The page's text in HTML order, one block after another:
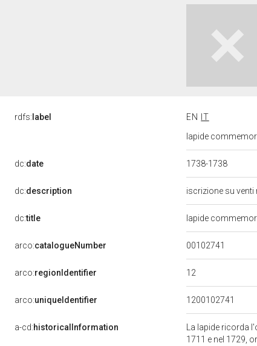
rdfs: label EN
IT
lapide
dc:date 1738-1738
dc:description iscrizione su venti
dc:title lapide
arco:catalogueNumber 00102741
arco:regionIdentifier 12
arco:uniqueIdentifier 1200102741
a-cd:historicalInformation
La lapide ricorda
1711 e nel 1729,